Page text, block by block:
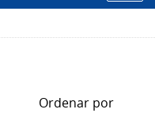
Ordenar por